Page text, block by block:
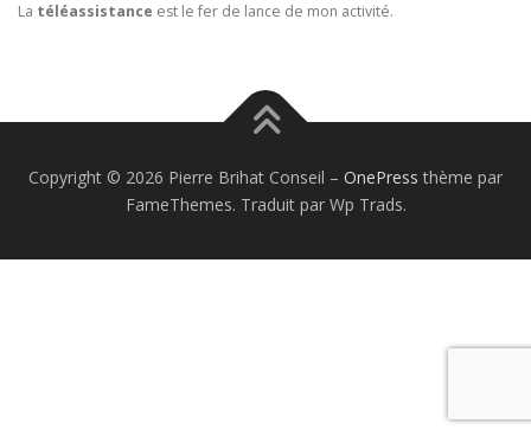
La téléassistance est le fer de lance de mon activité.
Copyright © 2026 Pierre Brihat Conseil – OnePress thème par
FameThemes. Traduit par Wp Trads.